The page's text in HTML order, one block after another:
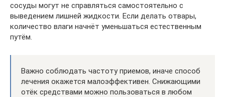
сосуды могут не справляться самостоятельно с
выведением лишней жидкости. Если делать отвары,
количество влаги начнёт уменьшаться естественным
путём.
Важно соблюдать частоту приемов, иначе способ
лечения окажется малоэффективен. Снижающими
отёк средствами можно пользоваться в любом